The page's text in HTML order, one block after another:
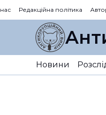
Редакційна політика
Новини